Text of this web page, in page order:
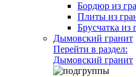
Бордюр из
Плиты из
Брусчатка из
Дымовский гранит
Перейти в раздел:
Дымовский гранит